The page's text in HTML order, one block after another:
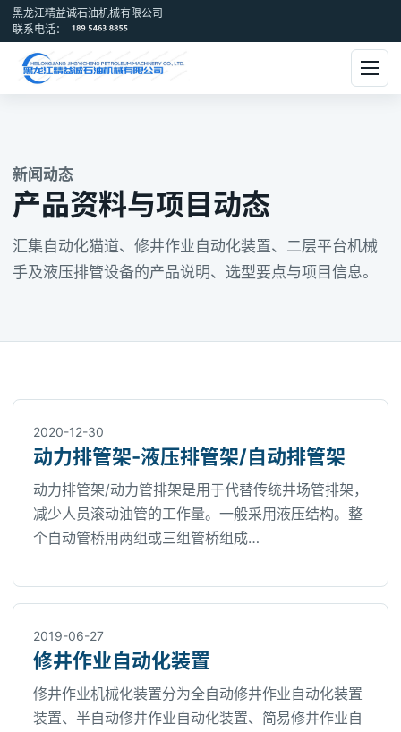
黑龙江精益诚石油机械有限公司
联系电话：
新闻动态
产品资料与项目动态
汇集自动化猫道、修井作业自动化装置、二层平台机械
手及液压排管设备的产品说明、选型要点与项目信息。
2020-12-30
动力排管架-液压排管架/自动排管架
动力排管架/动力管排架是用于代替传统井场管排架，
减少人员滚动油管的工作量。一般采用液压结构。整
个自动管桥用两组或三组管桥组成…
2019-06-27
修井作业自动化装置
修井作业机械化装置分为全自动修井作业自动化装置
装置、半自动修井作业自动化装置、简易修井作业自